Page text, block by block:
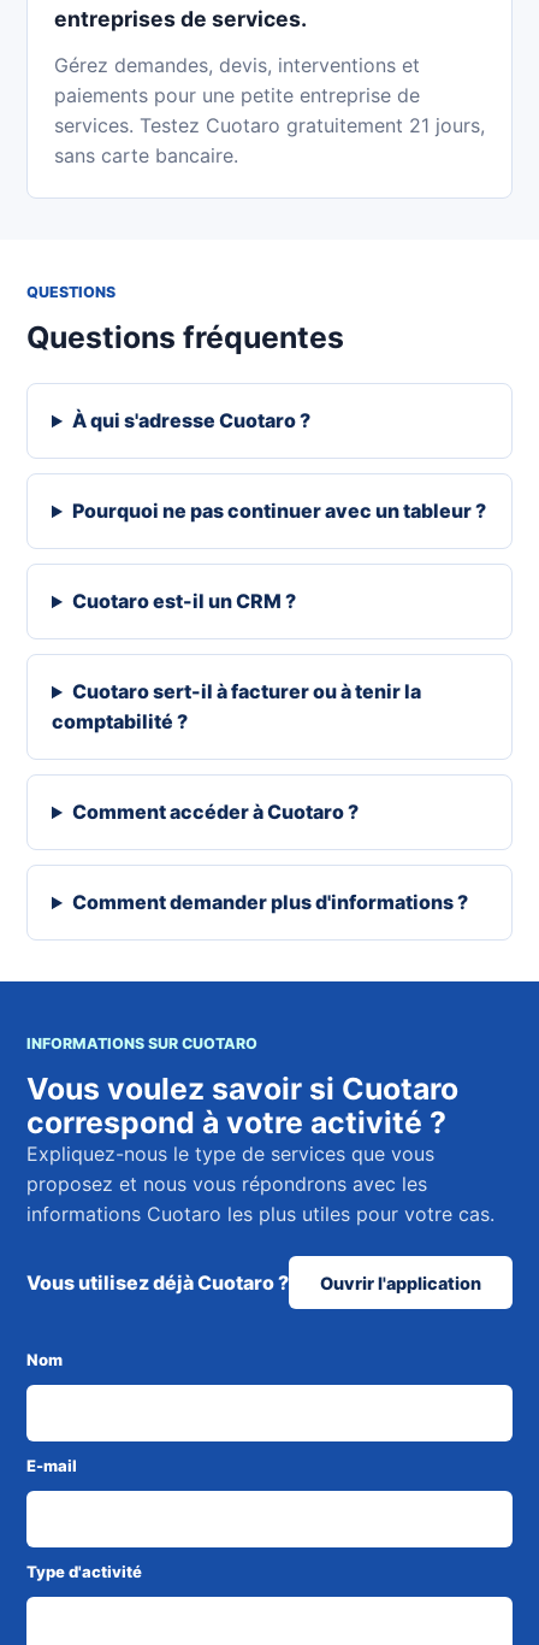
entreprises de services.
Gérez demandes, devis, interventions et
paiements pour une petite entreprise de
services. Testez Cuotaro gratuitement 21 jours,
sans carte bancaire.
QUESTIONS
Questions fréquentes
À qui s'adresse Cuotaro ?
Pourquoi ne pas continuer avec un tableur ?
Cuotaro est-il un CRM ?
Cuotaro sert-il à facturer ou à tenir la
comptabilité ?
Comment accéder à Cuotaro ?
Comment demander plus d'informations ?
INFORMATIONS SUR CUOTARO
Vous voulez savoir si Cuotaro
correspond à votre activité ?
Expliquez-nous le type de services que vous
proposez et nous vous répondrons avec les
informations Cuotaro les plus utiles pour votre cas.
Vous utilisez déjà Cuotaro ? Ouvrir l'application
Nom
E-mail
Type d'activité